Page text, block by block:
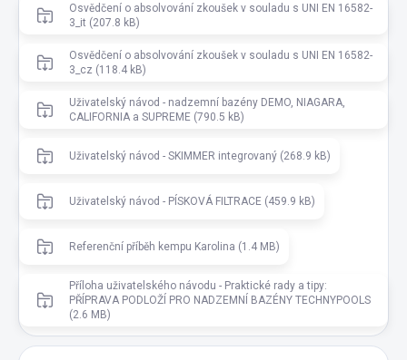
Osvědčení o absolvování zkoušek v souladu s UNI EN 16582-
3_it (207.8 kB)
Osvědčení o absolvování zkoušek v souladu s UNI EN 16582-
3_cz (118.4 kB)
Uživatelský návod - nadzemní bazény DEMO, NIAGARA,
CALIFORNIA a SUPREME (790.5 kB)
Uživatelský návod - SKIMMER integrovaný (268.9 kB)
Uživatelský návod - PÍSKOVÁ FILTRACE (459.9 kB)
Referenční příběh kempu Karolina (1.4 MB)
Příloha uživatelského návodu - Praktické rady a tipy:
PŘÍPRAVA PODLOŽÍ PRO NADZEMNÍ BAZÉNY TECHNYPOOLS
(2.6 MB)